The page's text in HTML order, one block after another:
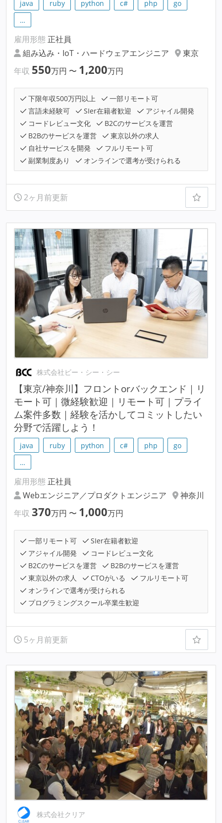
java ruby python c# php
go
…
雇用形態 正社員
組み込み・IoT・ハードウェアエンジニア
東京
年収 550万円 〜 1,200万円
下限年収500万円以上
一部リモート可
言語未経験可
SIer在籍者歓迎
アジャイル開発
コードレビュー文化
B2Cのサービスを運営
B2Bのサービスを運営
東京以外の求人
自社サービスを開発
フルリモート可
副業制度あり
オンラインで選考が受けられる
2ヶ月前更新
株式会社ビー・シー・シー
【東京/神奈川】フロントorバックエンド｜リ
モート可｜微経験歓迎｜リモート可｜プライ
ム案件多数｜経験を活かしてコミットしたい
分野で活躍しよう！
java ruby python c# php
go
…
雇用形態 正社員
Webエンジニア／プロダクトエンジニア
神奈川
年収 370万円 〜 1,000万円
一部リモート可
SIer在籍者歓迎
アジャイル開発
コードレビュー文化
B2Cのサービスを運営
B2Bのサービスを運営
東京以外の求人
CTOがいる
フルリモート可
オンラインで選考が受けられる
プログラミングスクール卒業生歓迎
5ヶ月前更新
株式会社クリア